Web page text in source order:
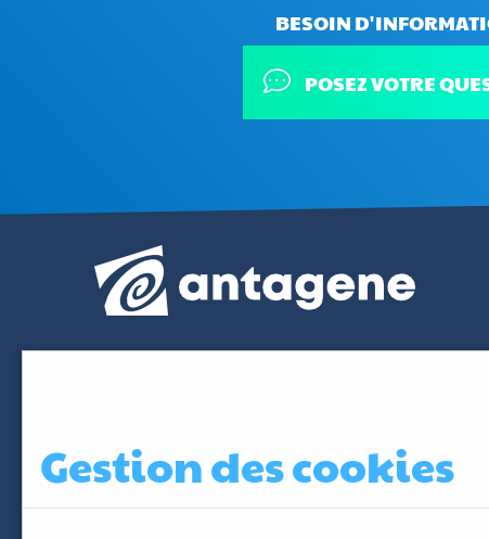
BESOIN
POSEZ VOTRE
Gestion des cookies